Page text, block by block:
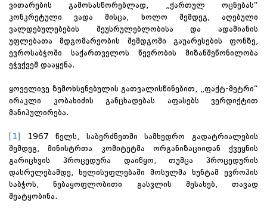
ვითარების გამოსასწორებლად, „ქართულ ოცნებას“
კონკრეტული ვადა მისცა, ხოლო შემდეგ, აღებული
ვალდებულებების შეუსრულებლობისა და ადამიანის
უფლებათა მდგომარეობის შემდგომი გაუარესების ფონზე,
ევროსაბჭოში საქართველოს წევრობის მიზანშეწონილობა
ეჭვქვეშ დააყენა.
ყოველივე ზემოხსენებულის გათვალისწინებით, „ფაქტ-მეტრი“
ირაკლი კობახიძის განცხადებას აფასებს ვერდიქტით
მანიპულირება.
[1]
1967 წელს, საბერძნეთში სამხედრო გადატრიალების
შემდეგ, მინისტრთა კომიტეტმა ორგანიზაციიდან ქვეყნის
გარიცხვის პროცედურა დაიწყო, თუმცა პროცედურის
დასრულებამდე, ხელისუფლებაში მოსულმა ხუნტამ ევროპის
საბჭოს, ნებაყოფლობითი გასვლის შესახებ, თავად
შეატყობინა.